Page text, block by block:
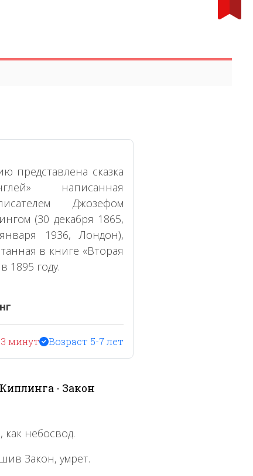
представлена сказка
написанная
Джозефом
(30 декабря 1865,
1936, Лондон),
в книге «Вторая
1895 году.
минут Возраст 5-7 лет
- Закон
небосвод.
Закон, умрет.